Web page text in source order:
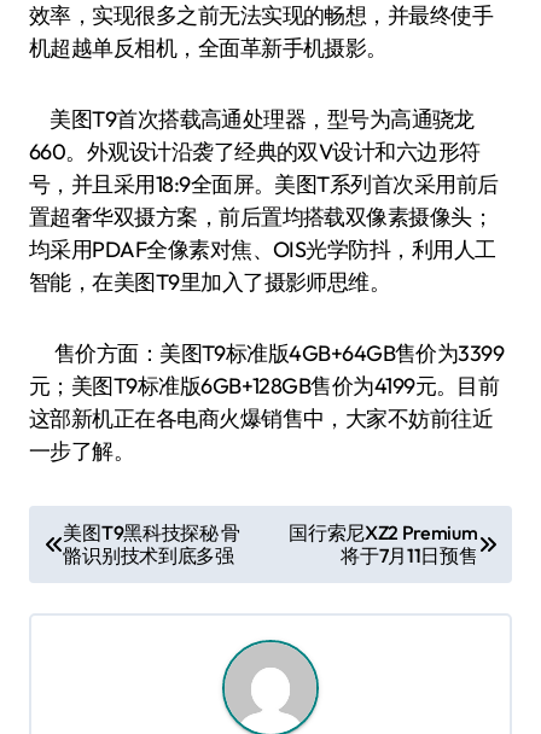
效率，实现很多之前无法实现的畅想，并最终使手
机超越单反相机，全面革新手机摄影。
美图T9首次搭载高通处理器，型号为高通骁龙
660。外观设计沿袭了经典的双V设计和六边形符
号，并且采用18:9全面屏。美图T系列首次采用前后
置超奢华双摄方案，前后置均搭载双像素摄像头；
均采用PDAF全像素对焦、OIS光学防抖，利用人工
智能，在美图T9里加入了摄影师思维。
售价方面：美图T9标准版4GB+64GB售价为3399
元；美图T9标准版6GB+128GB售价为4199元。目前
这部新机正在各电商火爆销售中，大家不妨前往近
一步了解。
章
导
美图T9黑科技探秘 骨
骼识别技术到底多强
国行索尼XZ2 Premium
将于7月11日预售